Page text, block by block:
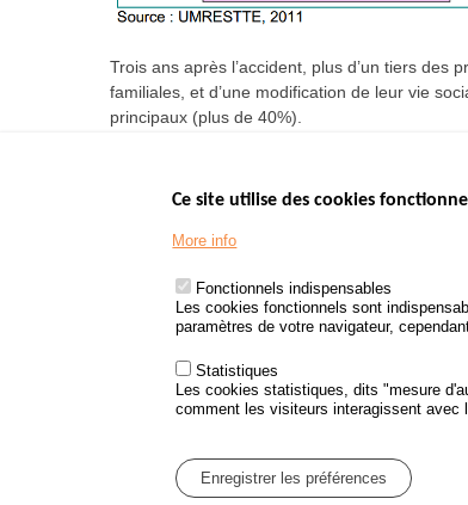
Trois ans après l’accident, plus d’un tiers
familiales, et d’une modification de leur vie
principaux (plus de 40%).
Ce site utilise des cookies
More info
Fonctionnels indispensables
Les cookies fonctionnels sont
paramètres de votre navigateur,
Statistiques
Les cookies statistiques, dits "mesure
comment les visiteurs interagissent avec
Enregistrer les préférences